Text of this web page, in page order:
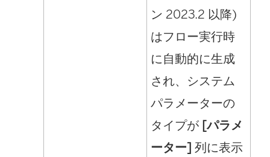
ン 2023.2 以降)
はフロー実行時
に自動的に生成
され、システム
パラメーターの
タイプが [パラメ
ーター] 列に表示